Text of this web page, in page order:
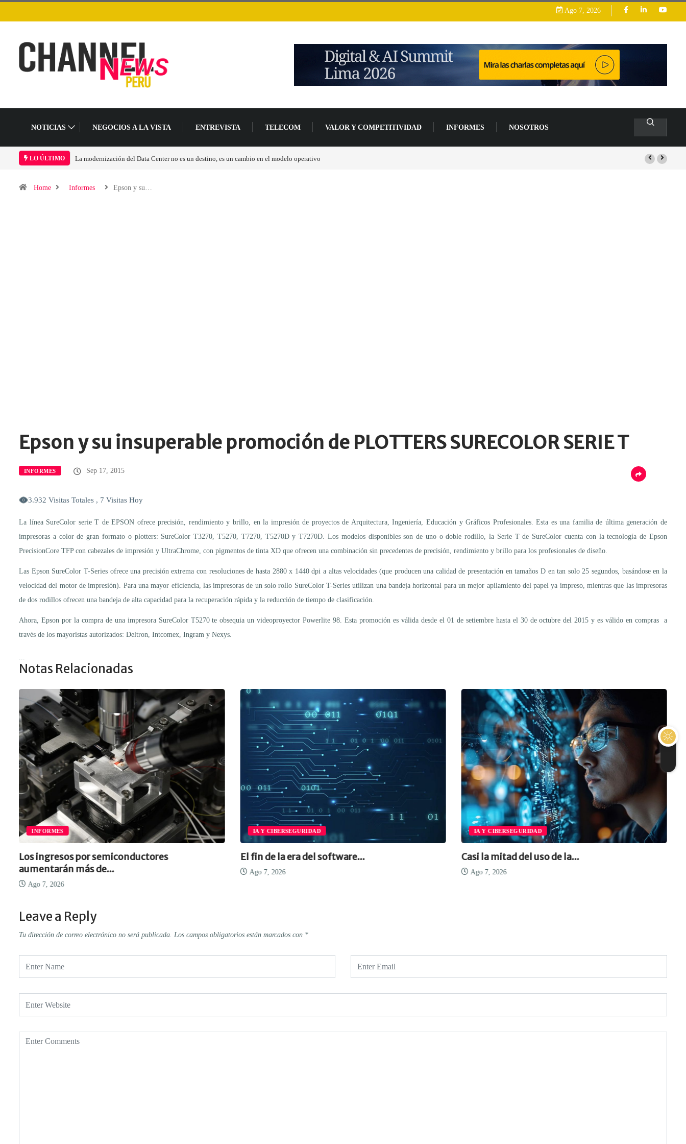
Ago 7, 2026
NOTICIAS NEGOCIOS A LA VISTA ENTREVISTA TELECOM VALOR Y COMPETITIVIDAD INFORMES NOSOTROS
LO ÚLTIMO La modernización del Data Center no es un destino, es un cambio en el modelo operativo
Home Informes Epson y su…
Epson y su insuperable promoción de PLOTTERS SURECOLOR SERIE T
INFORMES Sep 17, 2015
3.932 Visitas Totales , 7 Visitas Hoy
La línea SureColor serie T de EPSON ofrece precisión, rendimiento y brillo, en la impresión de proyectos de Arquitectura, Ingeniería, Educación y Gráficos Profesionales. Esta es una familia de última generación de
impresoras a color de gran formato o plotters: SureColor T3270, T5270, T7270, T5270D y T7270D. Los modelos disponibles son de uno o doble rodillo, la Serie T de SureColor cuenta con la tecnología de Epson
PrecisionCore TFP con cabezales de impresión y UltraChrome, con pigmentos de tinta XD que ofrecen una combinación sin precedentes de precisión, rendimiento y brillo para los profesionales de diseño.
Las Epson SureColor T-Series ofrece una precisión extrema con resoluciones de hasta 2880 x 1440 dpi a altas velocidades (que producen una calidad de presentación en tamaños D en tan solo 25 segundos, basándose en la
velocidad del motor de impresión). Para una mayor eficiencia, las impresoras de un solo rollo SureColor T-Series utilizan una bandeja horizontal para un mejor apilamiento del papel ya impreso, mientras que las impresoras
de dos rodillos ofrecen una bandeja de alta capacidad para la recuperación rápida y la reducción de tiempo de clasificación.
Ahora, Epson por la compra de una impresora SureColor T5270 te obsequia un videoproyector Powerlite 98. Esta promoción es válida desde el 01 de setiembre hasta el 30 de octubre del 2015 y es válido en compras a
través de los mayoristas autorizados: Deltron, Intcomex, Ingram y Nexys.
Notas Relacionadas
INFORMES
Los ingresos por semiconductores
aumentarán más de...
Ago 7, 2026
IA Y CIBERSEGURIDAD
El fin de la era del software...
Ago 7, 2026
IA Y CIBERSEGURIDAD
Casi la mitad del uso de la...
Ago 7, 2026
Leave a Reply
Tu dirección de correo electrónico no será publicada. Los campos obligatorios están marcados con *